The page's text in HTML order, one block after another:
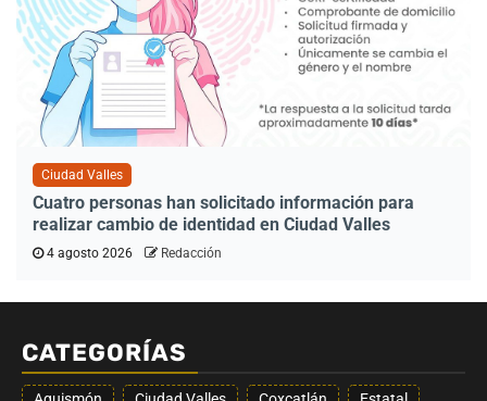
Ciudad Valles
Cuatro personas han solicitado información para
realizar cambio de identidad en Ciudad Valles
4 agosto 2026 Redacción
CATEGORÍAS